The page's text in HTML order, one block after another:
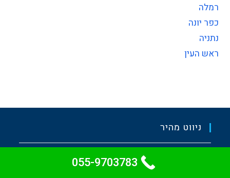
רמלה
כפר יונה
נתניה
ראש העין
ניווט מהיר
055-9703783